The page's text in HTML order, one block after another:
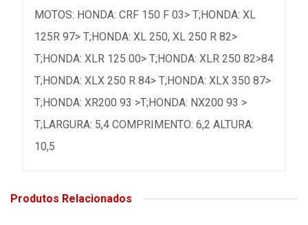
MOTOS: HONDA: CRF 150 F 03> T;HONDA: XL
125R 97> T;HONDA: XL 250, XL 250 R 82>
T;HONDA: XLR 125 00> T;HONDA: XLR 250 82>84
T;HONDA: XLX 250 R 84> T;HONDA: XLX 350 87>
T;HONDA: XR200 93 >T;HONDA: NX200 93 >
T;LARGURA: 5,4 COMPRIMENTO: 6,2 ALTURA:
10,5
Produtos Relacionados